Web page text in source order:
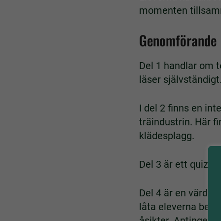
momenten
Genomförande
Del 1 handlar om
läser självständigt.
I del 2 finns en
träindustrin. Här
klädesplagg.
Del 3 är ett quiz
Del 4 är en
låta eleverna